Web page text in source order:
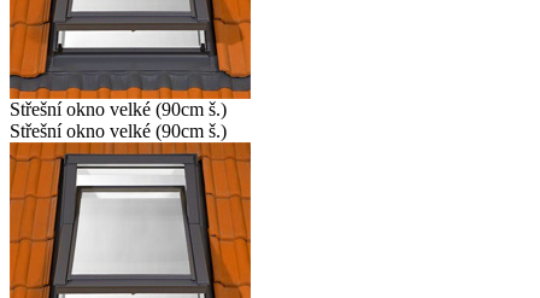
Střešní okno velké (90cm š.)
Střešní okno velké (90cm š.)